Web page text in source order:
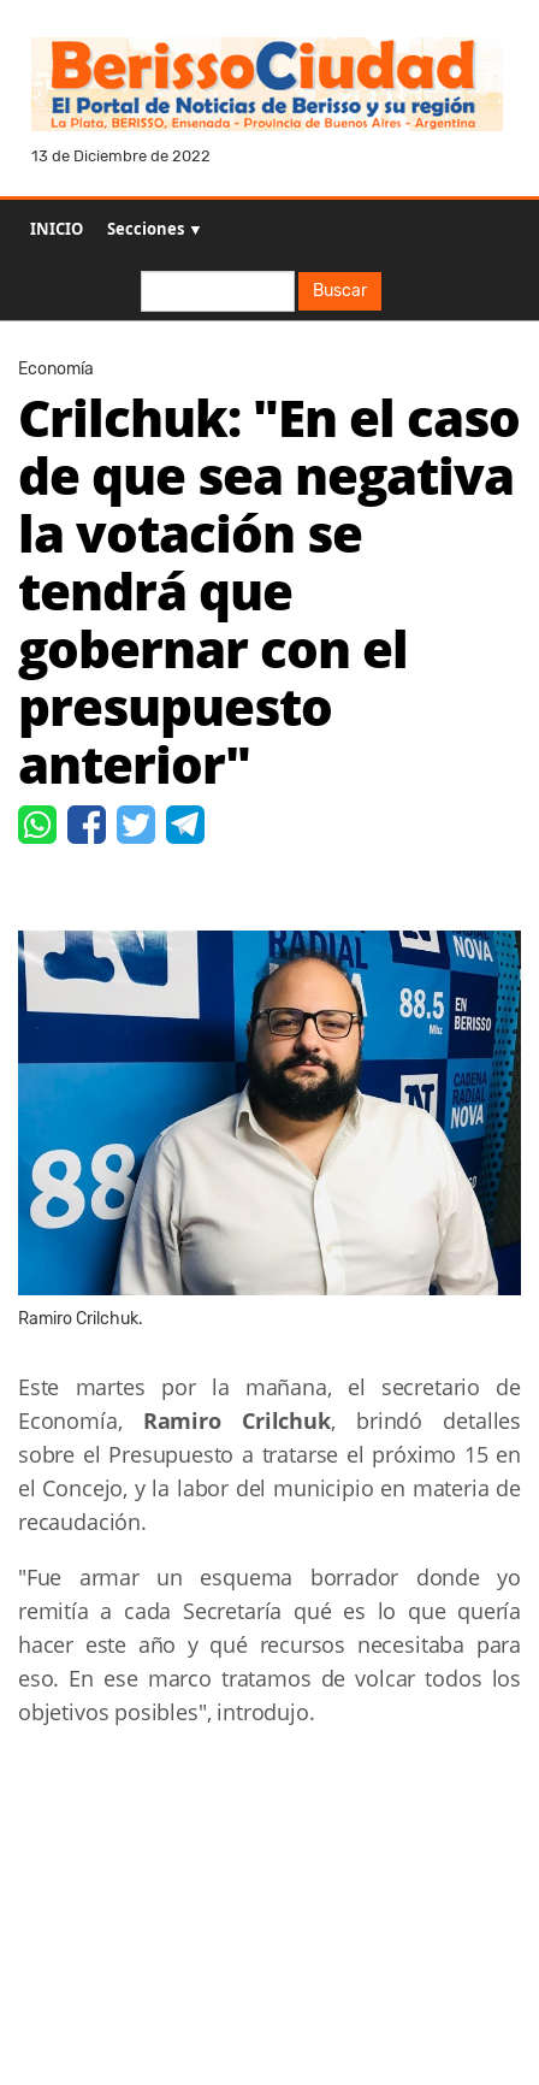
13 de Diciembre de 2022
INICIO Secciones ▼
Buscar
Economía
Crilchuk: "En el caso
de que sea negativa
la votación se
tendrá que
gobernar con el
presupuesto
anterior"
Ramiro Crilchuk.
Este martes por la mañana, el secretario de
Economía, Ramiro Crilchuk, brindó detalles
sobre el Presupuesto a tratarse el próximo 15 en
el Concejo, y la labor del municipio en materia de
recaudación.
"Fue armar un esquema borrador donde yo
remitía a cada Secretaría qué es lo que quería
hacer este año y qué recursos necesitaba para
eso. En ese marco tratamos de volcar todos los
objetivos posibles", introdujo.